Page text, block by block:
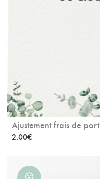
Ajustement frais de port
2.00€